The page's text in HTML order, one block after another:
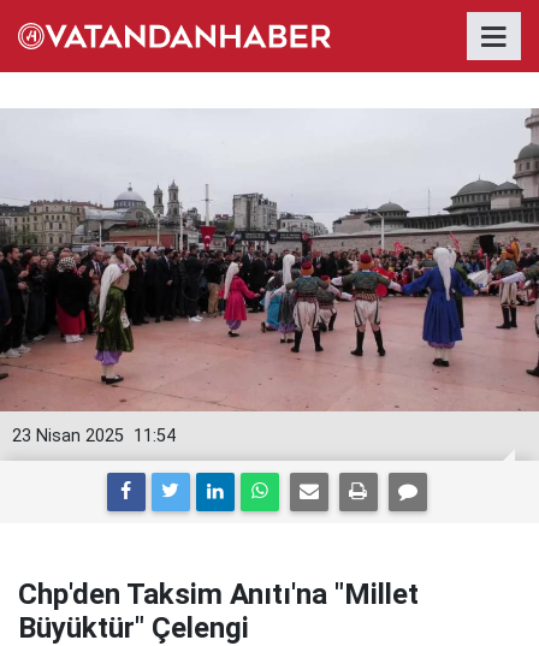
11:54
23 Nisan 2025
Chp'den Taksim Anıtı'na "Millet
Büyüktür" Çelengi